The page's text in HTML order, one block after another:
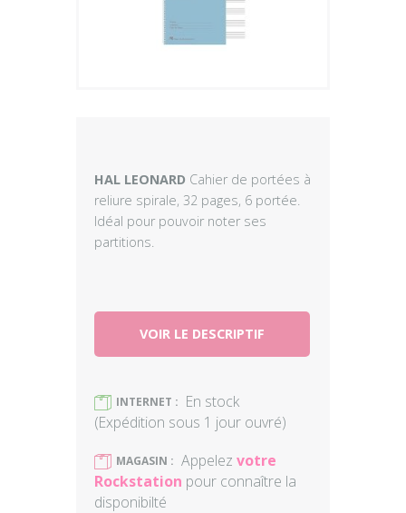
HAL LEONARD Cahier de portées à
reliure spirale, 32 pages, 6 portée.
Idéal pour pouvoir noter ses
partitions.
VOIR LE DESCRIPTIF
) INTERNET : En stock
(Expédition sous 1 jour ouvré)
) MAGASIN : Appelez votre
Rockstation pour connaître la
disponibilté